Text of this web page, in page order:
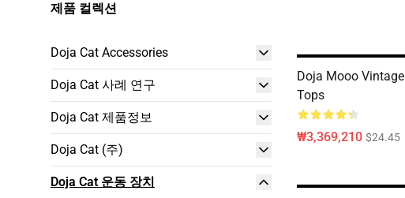
제품 컬렉션
Doja Cat Accessories
Doja Cat 사례 연구
Doja Cat 제품정보
Doja Cat (주)
Doja Cat 운동 장치
Doja Mooo
Tops
₩3,369,210 $24.45